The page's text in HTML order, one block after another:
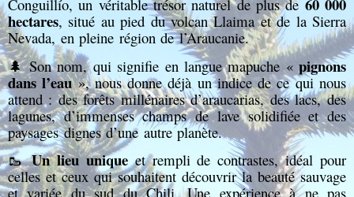
Conguillío, un véritable trésor naturel de plus de60 000
hectares, situé au pied du volcan Llaima et de la Sierra
Nevada, en pleine région de l’Araucanie.
🌲 Son nom, qui signifie en langue mapuche « pignons
dans l’eau», nous donne déjà un indice de ce qui nous
attend : des forêts millénaires d’araucarias, des lacs, des
lagunes, d’immenses champs de lave solidifiée et des
paysages dignes d’une autre planète.
🥾Un lieu uniqueet rempli de contrastes, idéal pour
celles et ceux qui souhaitent découvrir la beauté sauvage
et variée du sud du Chili. Une expérience à ne pas